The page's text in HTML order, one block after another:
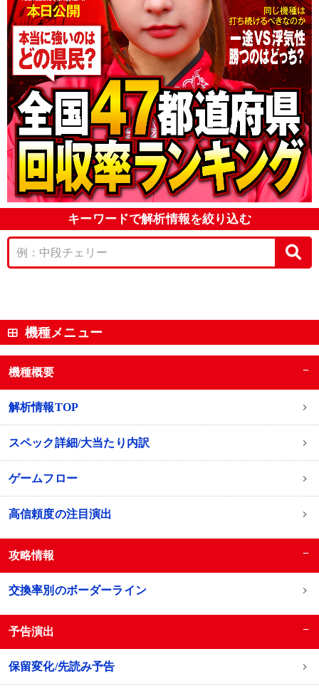
キーワードで解析情報を絞り込む
機種メニュー
機種概要 −
解析情報TOP
スペック詳細/大当たり内訳
ゲームフロー
高信頼度の注目演出
攻略情報 −
交換率別のボーダーライン
予告演出 −
保留変化/先読み予告